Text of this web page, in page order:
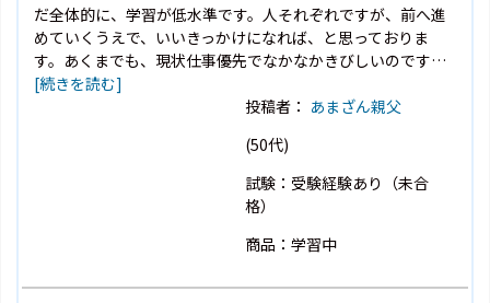
だ全体的に、学習が低水準です。人それぞれですが、前へ進
めていくうえで、いいきっかけになれば、と思っておりま
す。あくまでも、現状仕事優先でなかなかきびしいのです…
[続きを読む]
投稿者： あまざん親父
(50代)
試験：受験経験あり（未合
格）
商品：学習中